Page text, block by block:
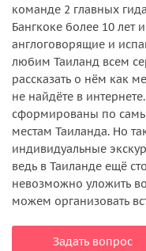
команде 2 главных
Бангкоке более 10 лет
англоговорящие и
любим Таиланд всем
рассказать о нём как
не найдёте в
сформированы по
местам Таиланда. Но
индивидуальные
ведь в Таиланде ещё
невозможно уложить
можем организовать
Задать вопрос